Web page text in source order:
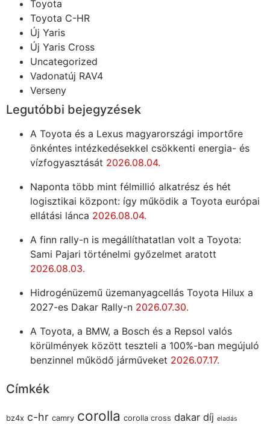
Toyota
Toyota C-HR
Új Yaris
Új Yaris Cross
Uncategorized
Vadonatúj RAV4
Verseny
Legutóbbi bejegyzések
A Toyota és a Lexus magyarországi importőre
önkéntes intézkedésekkel csökkenti energia- és
vízfogyasztását 2026.08.04.
Naponta több mint félmillió alkatrész és hét
logisztikai központ: így működik a Toyota európai
ellátási lánca 2026.08.04.
A finn rally-n is megállíthatatlan volt a Toyota:
Sami Pajari történelmi győzelmet aratott
2026.08.03.
Hidrogénüzemű üzemanyagcellás Toyota Hilux a
2027-es Dakar Rally-n 2026.07.30.
A Toyota, a BMW, a Bosch és a Repsol valós
körülmények között teszteli a 100%-ban megújuló
benzinnel működő járműveket 2026.07.17.
Címkék
bz4x c-hr camry corolla corolla cross dakar díj eladás